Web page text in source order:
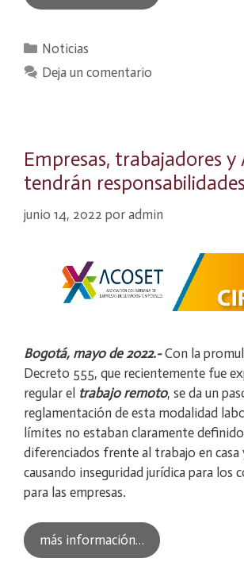
Categorías
Noticias
Deja un comentario
Empresas, trabajadores y
tendrán
junio 14, 2022 por admin
Bogotá, mayo de 2022.-Con la
Decreto 555, que recientemente fue
regular el trabajo remoto, se da un
reglamentación de esta modalidad
límites no estaban claramente
diferenciados frente al trabajo en
causando inseguridad jurídica para los
para las empresas.
más información…